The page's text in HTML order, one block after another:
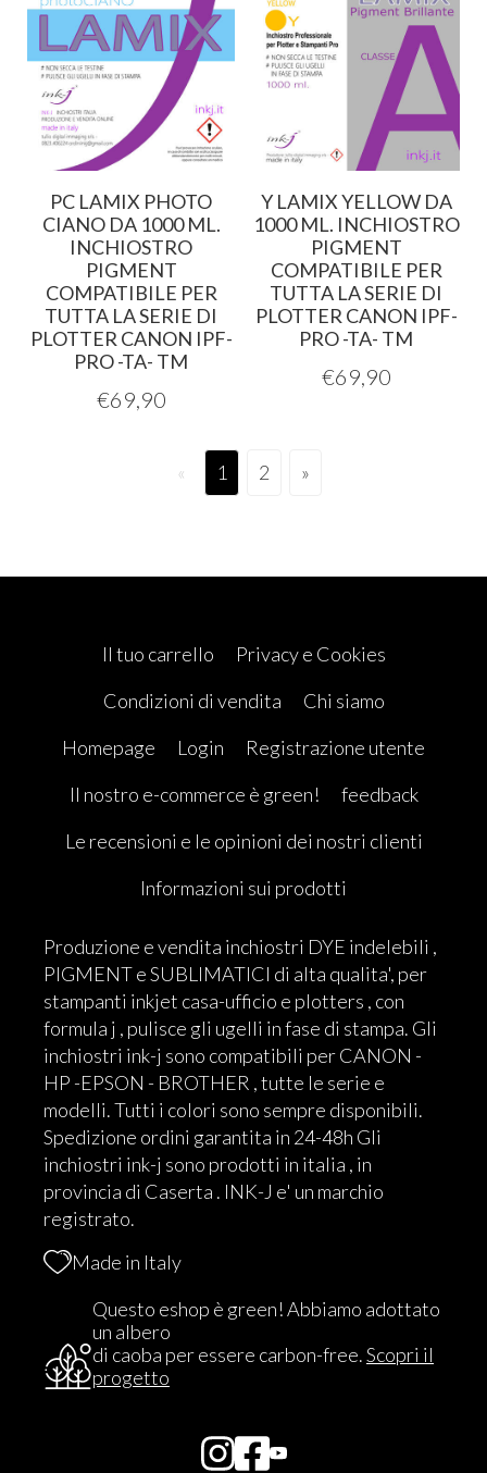
PC LAMIX PHOTO
CIANO DA 1000 ML.
INCHIOSTRO
PIGMENT
COMPATIBILE PER
TUTTA LA SERIE DI
PLOTTER CANON IPF-
PRO -TA- TM
€69,90
Y LAMIX YELLOW DA
1000 ML. INCHIOSTRO
PIGMENT
COMPATIBILE PER
TUTTA LA SERIE DI
PLOTTER CANON IPF-
PRO -TA- TM
€69,90
« 1 2 »
Il tuo carrello
Privacy e Cookies
Condizioni di vendita
Chi siamo
Homepage
Login
Registrazione utente
Il nostro e-commerce è green!
feedback
Le recensioni e le opinioni dei nostri clienti
Informazioni sui prodotti
Produzione e vendita inchiostri DYE indelebili ,
PIGMENT e SUBLIMATICI di alta qualita', per
stampanti inkjet casa-ufficio e plotters , con
formula j , pulisce gli ugelli in fase di stampa. Gli
inchiostri ink-j sono compatibili per CANON -
HP -EPSON - BROTHER , tutte le serie e
modelli. Tutti i colori sono sempre disponibili.
Spedizione ordini garantita in 24-48h Gli
inchiostri ink-j sono prodotti in italia , in
provincia di Caserta . INK-J e' un marchio
registrato.
Made in Italy
Questo eshop è green! Abbiamo adottato
un albero
di caoba per essere carbon-free.Scopri il
progetto